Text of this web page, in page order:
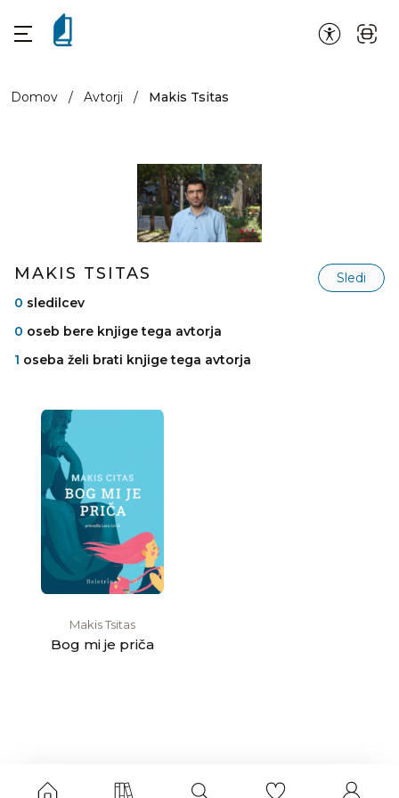
Domov / Avtorji / Makis Tsitas
MAKIS TSITAS
Sledi
0 sledilcev
0 oseb bere knjige tega avtorja
1 oseba želi brati knjige tega avtorja
Makis Tsitas
Bog mi je priča